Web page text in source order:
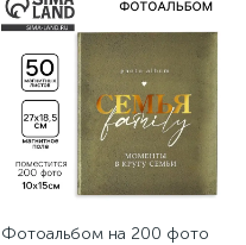
Фотоальбом на 200 фото